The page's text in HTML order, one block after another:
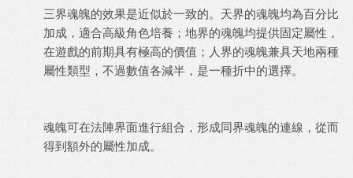
三界魂魄的效果是近似於一致的。天界的魂魄均為百分比
加成，適合高級角色培養；地界的魂魄均提供固定屬性，
在遊戲的前期具有極高的價值；人界的魂魄兼具天地兩種
屬性類型，不過數值各減半，是一種折中的選擇。
魂魄可在法陣界面進行組合，形成同界魂魄的連線，從而
得到額外的屬性加成。